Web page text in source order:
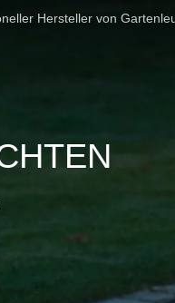
Hersteller von